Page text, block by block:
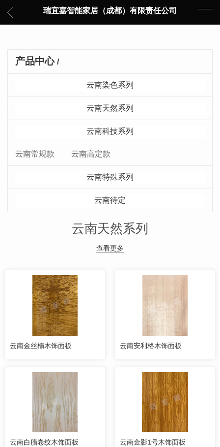
瑞宜嘉智能家居（成都）有限责任公司
产品中心 /
云南染色系列
云南天然系列
云南科技系列
云南常规款 云南高定款
云南特殊系列
云南待定
云南天然系列
查看更多
云南金丝楠木饰面板 云南安利格木饰面板
云南白腊卷纹木饰面板 云南金影1号木饰面板